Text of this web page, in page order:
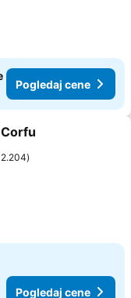
Pogledaj cene
2.204
Pogledaj cene